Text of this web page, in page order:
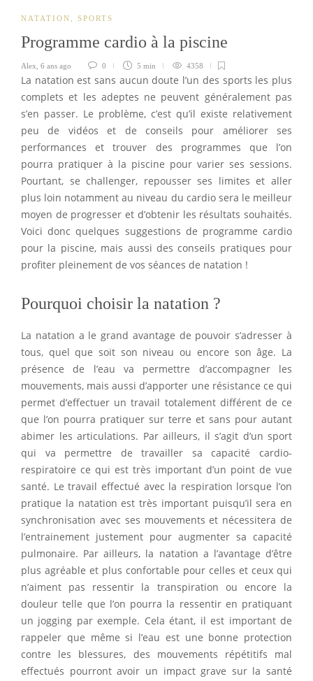
NATATION SPORTS
Programme cardio à la piscine
Alex 6 ans ago 0 5 min 4358
La natation est sans aucun doute l’un des sports les plus
complets et les adeptes ne peuvent généralement pas
s’en passer. Le problème, c’est qu’il existe relativement
peu de vidéos et de conseils pour améliorer ses
performances et trouver des programmes que l’on
pourra pratiquer à la piscine pour varier ses sessions.
Pourtant, se challenger, repousser ses limites et aller
plus loin notamment au niveau du cardio sera le meilleur
moyen de progresser et d’obtenir les résultats souhaités.
Voici donc quelques suggestions de programme cardio
pour la piscine, mais aussi des conseils pratiques pour
profiter pleinement de vos séances de natation !
Pourquoi choisir la natation ?
La natation a le grand avantage de pouvoir s’adresser à
tous, quel que soit son niveau ou encore son âge. La
présence de l’eau va permettre d’accompagner les
mouvements, mais aussi d’apporter une résistance ce qui
permet d’effectuer un travail totalement différent de ce
que l’on pourra pratiquer sur terre et sans pour autant
abimer les articulations. Par ailleurs, il s’agit d’un sport
qui va permettre de travailler sa capacité cardio-
respiratoire ce qui est très important d’un point de vue
santé. Le travail effectué avec la respiration lorsque l’on
pratique la natation est très important puisqu’il sera en
synchronisation avec ses mouvements et nécessitera de
l’entrainement justement pour augmenter sa capacité
pulmonaire. Par ailleurs, la natation a l’avantage d’être
plus agréable et plus confortable pour celles et ceux qui
n’aiment pas ressentir la transpiration ou encore la
douleur telle que l’on pourra la ressentir en pratiquant
un jogging par exemple. Cela étant, il est important de
rappeler que même si l’eau est une bonne protection
contre les blessures, des mouvements répétitifs mal
effectués pourront avoir un impact grave sur la santé